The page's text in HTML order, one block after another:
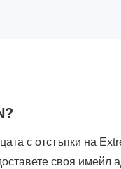
с отстъпки на
своя имейл